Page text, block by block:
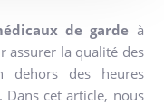
de garde à
assurer la qualité des
dehors des heures
Dans cet article, nous